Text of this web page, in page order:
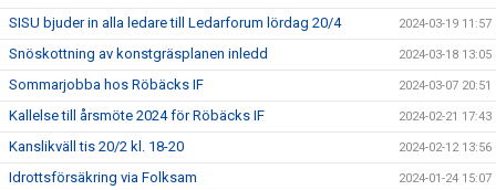
SISU bjuder in alla ledare till Ledarforum lördag 20/4 2024-03-19 11:57
Snöskottning av konstgräsplanen inledd 2024-03-18 13:05
Sommarjobba hos Röbäcks IF 2024-03-07 20:51
Kallelse till årsmöte 2024 för Röbäcks IF 2024-02-21 17:43
Kanslikväll tis 20/2 kl. 18-20 2024-02-12 13:56
Idrottsförsäkring via Folksam 2024-01-24 15:07